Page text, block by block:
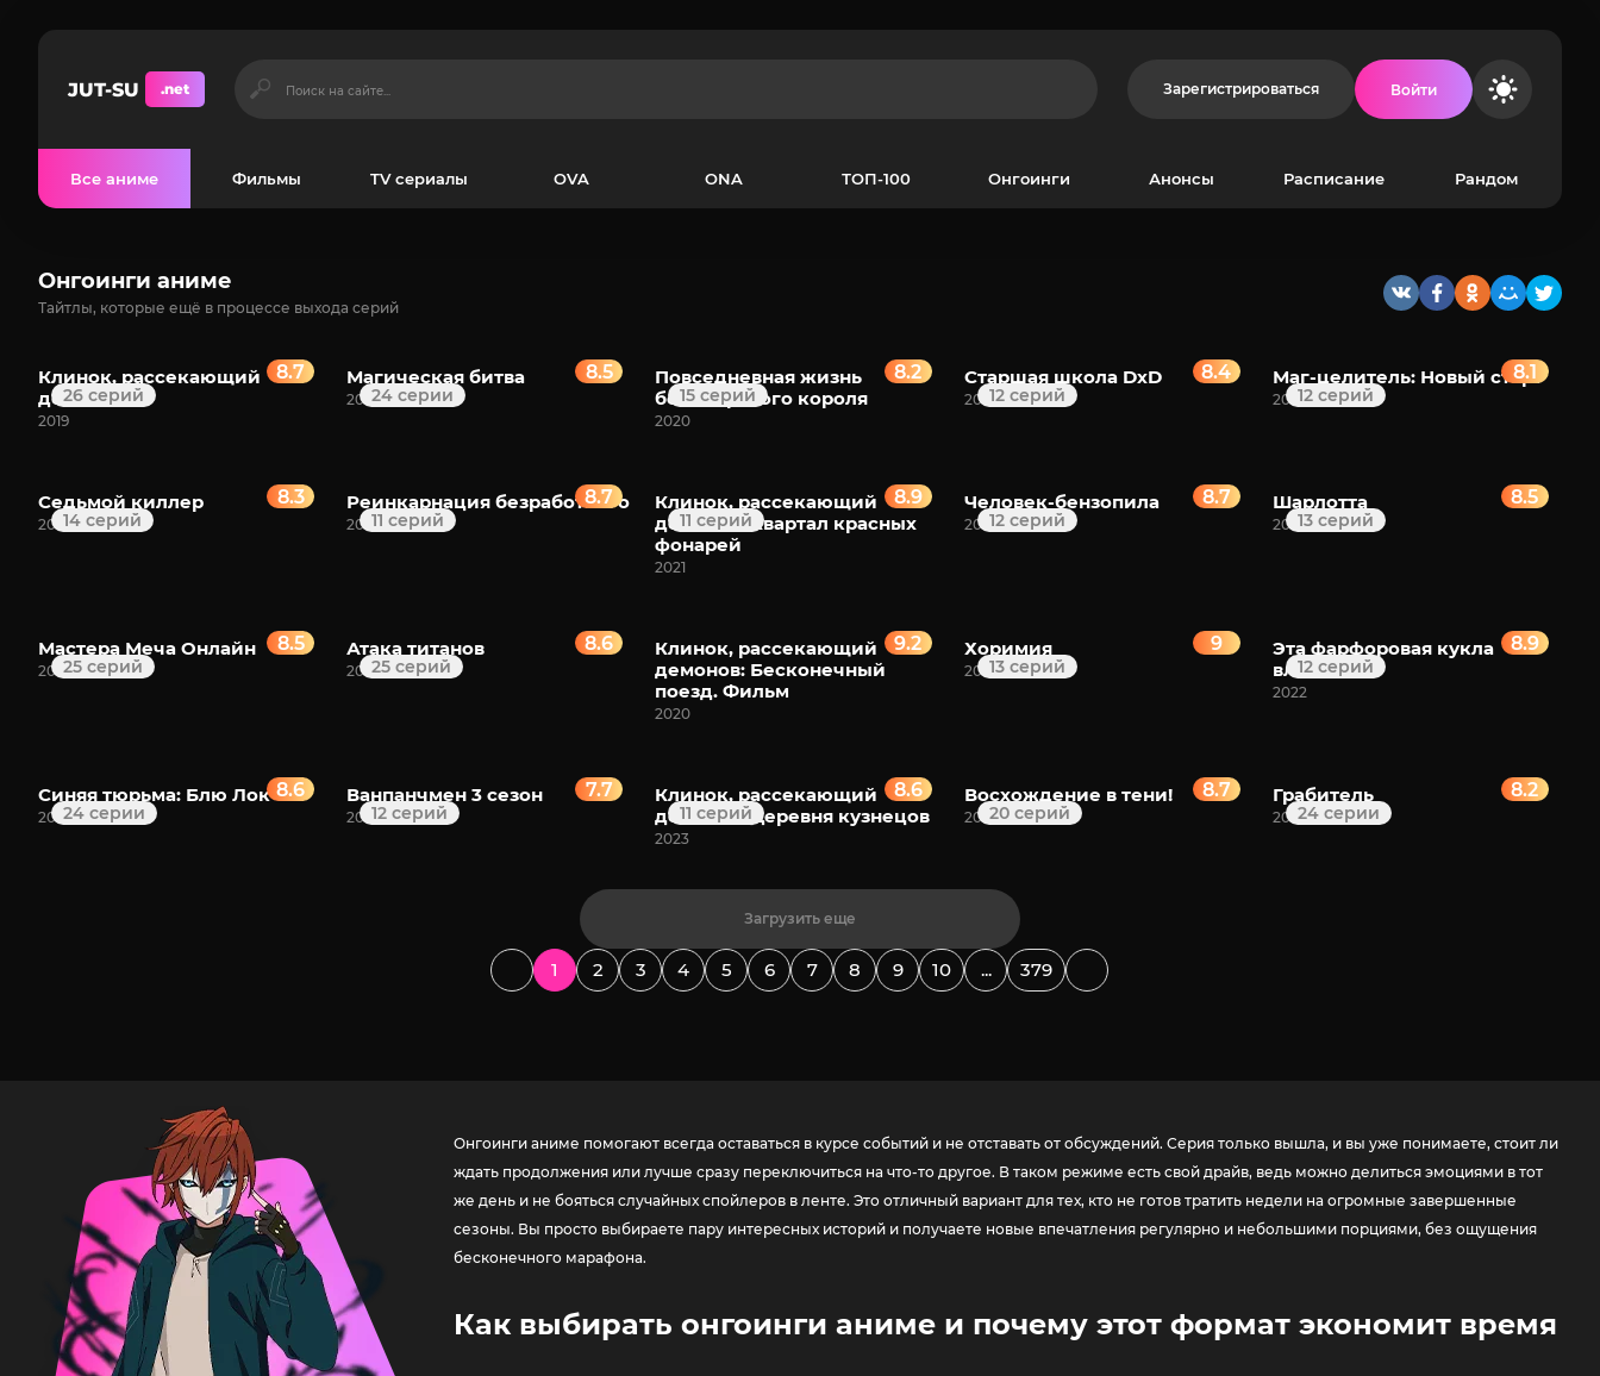
JUT-SU .net Зарегистрироваться Войти
Все аниме Фильмы TV сериалы OVA ONA ТОП-100 Онгоинги Анонсы Расписание Рандом
Онгоинги аниме
Тайтлы, которые ещё в процессе выхода серий
Клинок, рассекающий
демонов
2019
8.7
26 серий
Магическая битва
2020
8.5
24 серии
Повседневная жизнь
бессмертного короля
2020
8.2
15 серий
Старшая школа DxD
2012
8.4
12 серий
Маг-целитель: Новый старт
2021
8.1
12 серий
Седьмой киллер
2018
8.3
14 серий
Реинкарнация безработного
2021
8.7
11 серий
Клинок, рассекающий
демонов: Квартал красных
фонарей
2021
8.9
11 серий
Человек-бензопила
2022
8.7
12 серий
Шарлотта
2015
8.5
13 серий
Мастера Меча Онлайн
2012
8.5
25 серий
Атака титанов
2013
8.6
25 серий
Клинок, рассекающий
демонов: Бесконечный
поезд. Фильм
2020
9.2 Хоримия
2021
9
13 серий
Эта фарфоровая кукла
влюбилась
2022
8.9
12 серий
Синяя тюрьма: Блю Лок
2022
8.6
24 серии
Ванпанчмен 3 сезон
2025
7.7
12 серий
Клинок, рассекающий
демонов: Деревня кузнецов
2023
8.6
11 серий
Восхождение в тени!
2022
8.7
20 серий
Грабитель
2020
8.2
24 серии
Загрузить еще
1 2 3 4 5 6 7 8 9 10 ... 379
Онгоинги аниме помогают всегда оставаться в курсе событий и не отставать от обсуждений. Серия только вышла, и вы уже понимаете, стоит ли
ждать продолжения или лучше сразу переключиться на что-то другое. В таком режиме есть свой драйв, ведь можно делиться эмоциями в тот
же день и не бояться случайных спойлеров в ленте. Это отличный вариант для тех, кто не готов тратить недели на огромные завершенные
сезоны. Вы просто выбираете пару интересных историй и получаете новые впечатления регулярно и небольшими порциями, без ощущения
бесконечного марафона.
Как выбирать онгоинги аниме и почему этот формат экономит время